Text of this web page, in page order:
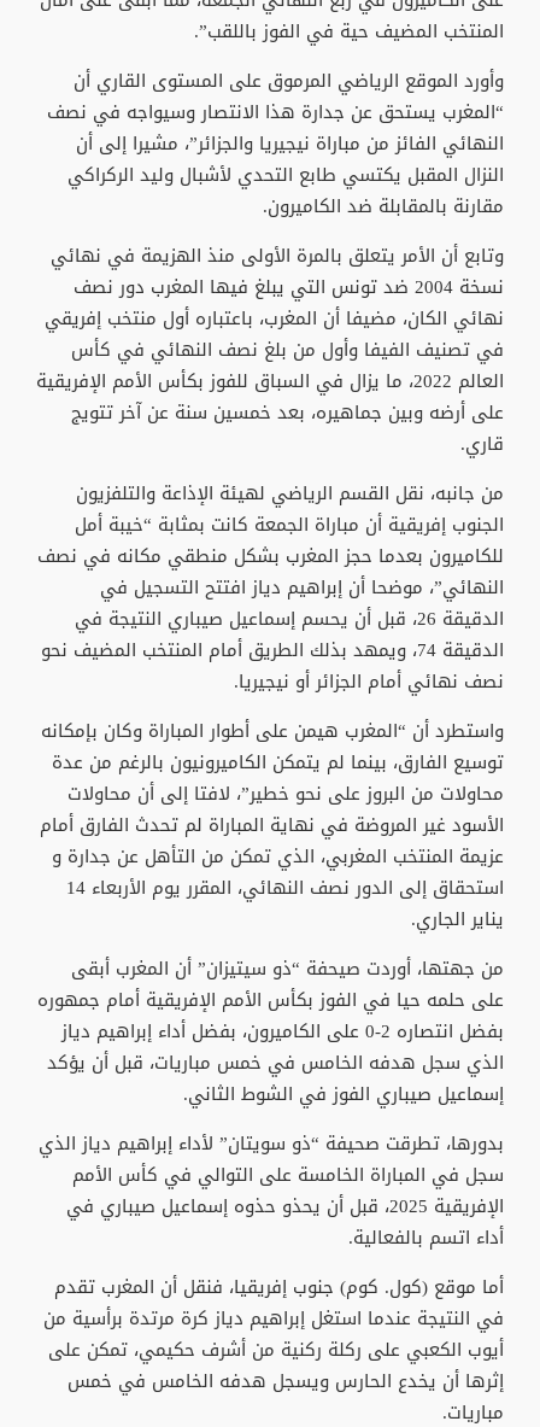
المنتخب المضيف حية في الفوز باللقب”.
وأورد الموقع الرياضي المرموق على المستوى القاري أن
“المغرب يستحق عن جدارة هذا الانتصار وسيواجه في نصف
النهائي الفائز من مباراة نيجيريا والجزائر”، مشيرا إلى أن
النزال المقبل يكتسي طابع التحدي لأشبال وليد الركراكي
مقارنة بالمقابلة ضد الكاميرون.
وتابع أن الأمر يتعلق بالمرة الأولى منذ الهزيمة في نهائي
نسخة 2004 ضد تونس التي يبلغ فيها المغرب دور نصف
نهائي الكان، مضيفا أن المغرب، باعتباره أول منتخب إفريقي
في تصنيف الفيفا وأول من بلغ نصف النهائي في كأس
العالم 2022، ما يزال في السباق للفوز بكأس الأمم الإفريقية
على أرضه وبين جماهيره، بعد خمسين سنة عن آخر تتويج
قاري.
من جانبه، نقل القسم الرياضي لهيئة الإذاعة والتلفزيون
الجنوب إفريقية أن مباراة الجمعة كانت بمثابة “خيبة أمل
للكاميرون بعدما حجز المغرب بشكل منطقي مكانه في نصف
النهائي”، موضحا أن إبراهيم دياز افتتح التسجيل في
الدقيقة 26، قبل أن يحسم إسماعيل صيباري النتيجة في
الدقيقة 74، ويمهد بذلك الطريق أمام المنتخب المضيف نحو
نصف نهائي أمام الجزائر أو نيجيريا.
واستطرد أن “المغرب هيمن على أطوار المباراة وكان بإمكانه
توسيع الفارق، بينما لم يتمكن الكاميرونيون بالرغم من عدة
محاولات من البروز على نحو خطير”، لافتا إلى أن محاولات
الأسود غير المروضة في نهاية المباراة لم تحدث الفارق أمام
عزيمة المنتخب المغربي، الذي تمكن من التأهل عن جدارة و
استحقاق إلى الدور نصف النهائي، المقرر يوم الأربعاء 14
يناير الجاري.
من جهتها، أوردت صيحفة “ذو سيتيزان” أن المغرب أبقى
على حلمه حيا في الفوز بكأس الأمم الإفريقية أمام جمهوره
بفضل انتصاره 2-0 على الكاميرون، بفضل أداء إبراهيم دياز
الذي سجل هدفه الخامس في خمس مباريات، قبل أن يؤكد
إسماعيل صيباري الفوز في الشوط الثاني.
بدورها، تطرقت صحيفة “ذو سويتان” لأداء إبراهيم دياز الذي
سجل في المباراة الخامسة على التوالي في كأس الأمم
الإفريقية 2025، قبل أن يحذو حذوه إسماعيل صيباري في
أداء اتسم بالفعالية.
أما موقع (كول. كوم) جنوب إفريقيا، فنقل أن المغرب تقدم
في النتيجة عندما استغل إبراهيم دياز كرة مرتدة برأسية من
أيوب الكعبي على ركلة ركنية من أشرف حكيمي، تمكن على
إثرها أن يخدع الحارس ويسجل هدفه الخامس في خمس
مباريات.